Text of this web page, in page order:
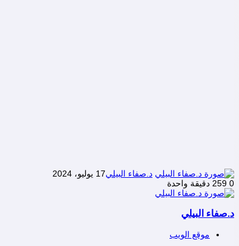
د.صفاء البيلي17 يوليو، 2024
0
دقيقة واحدة
د.صفاء البيلي
موقع الويب